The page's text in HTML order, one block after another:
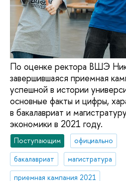
По оценке ректора ВШЭ
завершившаяся приемная
успешной в истории
основные факты и цифры,
в бакалавриат и
экономики в 2021 году.
Поступающим
официально
бакалавриат
магистратура
приемная кампания 2021